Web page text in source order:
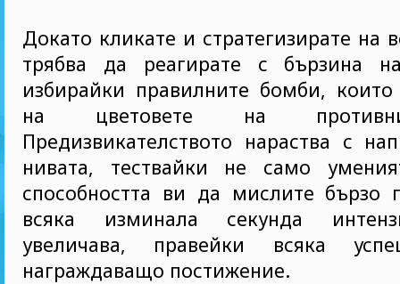
Докато кликате и стратегизирате на
трябва да реагирате с бързина
избирайки правилните бомби, които
на цветовете на
Предизвикателството нараства с
нивата, тествайки не само
способността ви да мислите бързо
всяка изминала секунда
увеличава, правейки всяка
награждаващо постижение.